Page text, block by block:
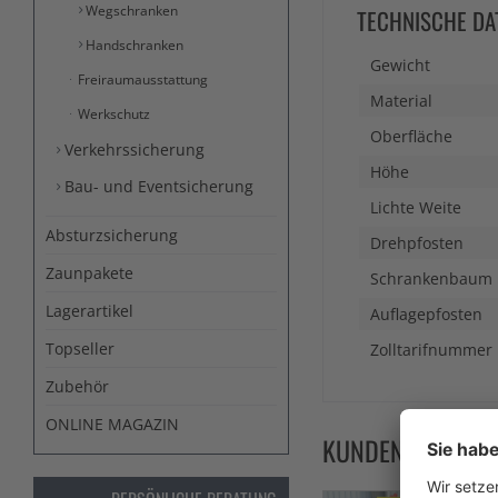
Wegschranken
Handschranken
Freiraumausstattung
Werkschutz
Verkehrssicherung
Bau- und Eventsicherung
Absturzsicherung
Zaunpakete
Lagerartikel
Topseller
Zubehör
ONLINE MAGAZIN
TECHNISCHE
Gewicht
Material
Oberfläche
Höhe
Lichte Weite
Drehpfosten
Schrankenbaum
Auflagepfosten
Zolltarifnummer
KUNDEN